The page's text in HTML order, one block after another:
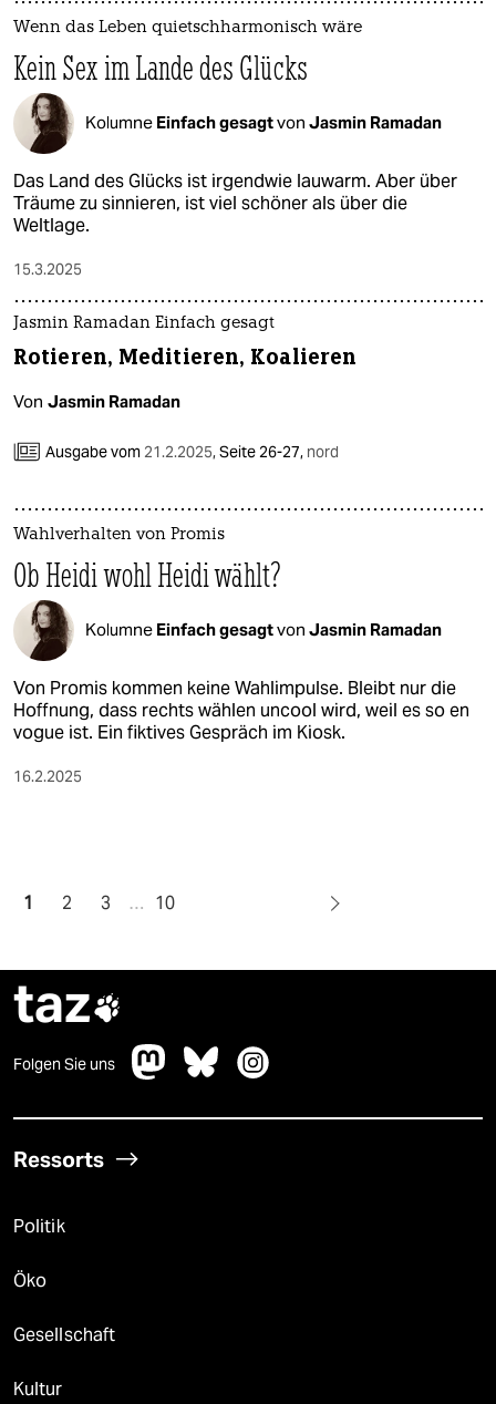
Wenn das Leben quietschharmonisch wäre
Kein Sex im Lande des Glücks
Kolumne Einfach gesagtvon Jasmin Ramadan
Das Land des Glücks ist irgendwie lauwarm. Aber über
Träume zu sinnieren, ist viel schöner als über die
Weltlage.
15.3.2025
Jasmin Ramadan Einfach gesagt
Rotieren, Meditieren, Koalieren
Von Jasmin Ramadan
Ausgabe vom 21.2.2025,Seite 26-27, nord
Wahlverhalten von Promis
Ob Heidi wohl Heidi wählt?
Kolumne Einfach gesagtvon Jasmin Ramadan
Von Promis kommen keine Wahlimpulse. Bleibt nur die
Hoffnung, dass rechts wählen uncool wird, weil es so en
vogue ist. Ein fiktives Gespräch im Kiosk.
16.2.2025
1 2 3 … 10
taz
Folgen Sie uns
Ressorts
Politik
Öko
Gesellschaft
Kultur